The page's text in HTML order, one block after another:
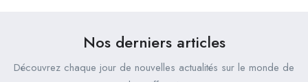
Nos derniers articles
Découvrez chaque jour de nouvelles actualités sur le monde de